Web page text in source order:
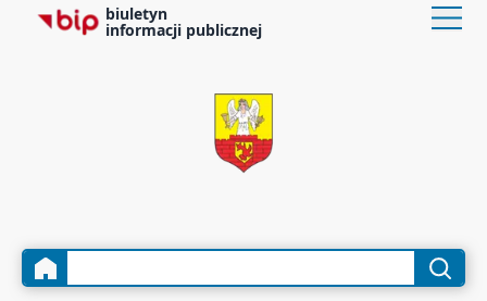
biuletyn
informacji publicznej